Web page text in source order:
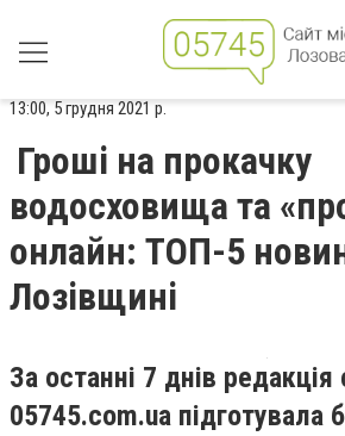
13:00, 5 грудня 2021 р.
Гроші на прокачку
водосховища та
онлайн: ТОП-5
Лозівщині
За останні 7 днів редакція
05745.com.ua підготувала